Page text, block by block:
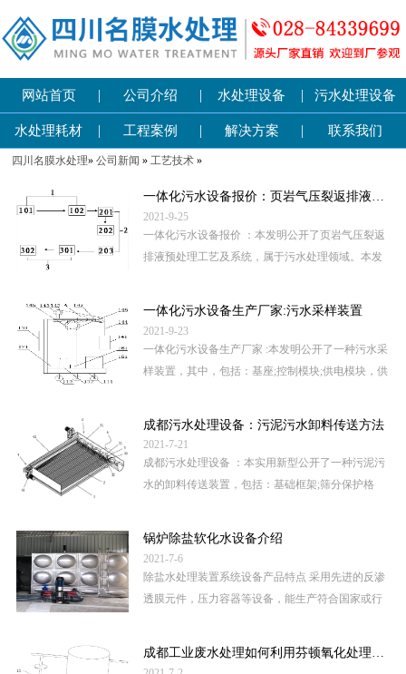
网站首页 | 公司介绍 | 水处理设备 | 污水处理设备
水处理耗材 | 工程案例 | 解决方案 | 联系我们
四川名膜水处理»公司新闻 »工艺技术 »
一体化污水设备报价：页岩气压裂返排液预处理
2021-9-25
一体化污水设备报价 ：本发明公开了页岩气压裂返
排液预处理工艺及系统，属于污水处理领域。本发
一体化污水设备生产厂家:污水采样装置
2021-9-23
一体化污水设备生产厂家 :本发明公开了一种污水采
样装置，其中，包括：基座;控制模块;供电模块，供
成都污水处理设备：污泥污水卸料传送方法
2021-7-21
成都污水处理设备 ：本实用新型公开了一种污泥污
水的卸料传送装置，包括：基础框架;筛分保护格
锅炉除盐软化水设备介绍
2021-7-6
除盐水处理装置系统设备产品特点 采用先进的反渗
透膜元件，压力容器等设备，能生产符合国家或行
成都工业废水处理如何利用芬顿氧化处理有机废